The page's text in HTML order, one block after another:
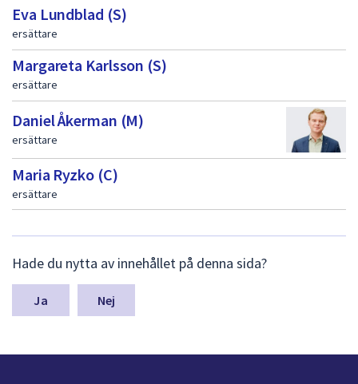
Eva Lundblad (S)
ersättare
Margareta Karlsson (S)
ersättare
Daniel Åkerman (M)
ersättare
Maria Ryzko (C)
ersättare
ä
m
a
y
Hade du nytta av innehållet på denna sida?
Nej